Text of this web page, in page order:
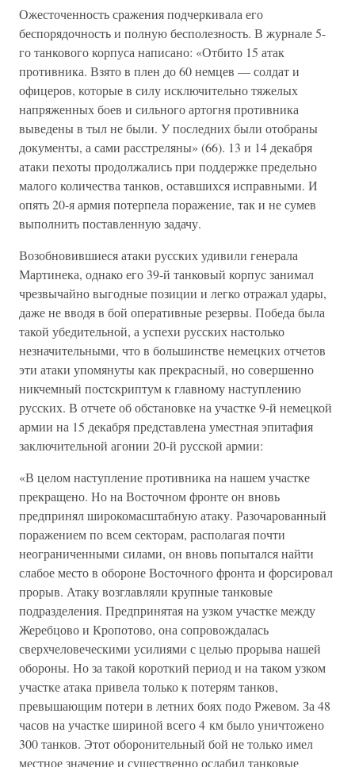
Ожесточенность сражения подчеркивала его
беспорядочность и полную бесполезность. В журнале 5-
го танкового корпуса написано: «Отбито 15 атак
противника. Взято в плен до 60 немцев — солдат и
офицеров, которые в силу исключительно тяжелых
напряженных боев и сильного артогня противника
выведены в тыл не были. У последних были отобраны
документы, а сами расстреляны» (66). 13 и 14 декабря
атаки пехоты продолжались при поддержке предельно
малого количества танков, оставшихся исправными. И
опять 20-я армия потерпела поражение, так и не сумев
выполнить поставленную задачу.
Возобновившиеся атаки русских удивили генерала
Мартинека, однако его 39-й танковый корпус занимал
чрезвычайно выгодные позиции и легко отражал удары,
даже не вводя в бой оперативные резервы. Победа была
такой убедительной, а успехи русских настолько
незначительными, что в большинстве немецких отчетов
эти атаки упомянуты как прекрасный, но совершенно
никчемный постскриптум к главному наступлению
русских. В отчете об обстановке на участке 9-й немецкой
армии на 15 декабря представлена уместная эпитафия
заключительной агонии 20-й русской армии:
«В целом наступление противника на нашем участке
прекращено. Но на Восточном фронте он вновь
предпринял широкомасштабную атаку. Разочарованный
поражением по всем секторам, располагая почти
неограниченными силами, он вновь попытался найти
слабое место в обороне Восточного фронта и форсировал
прорыв. Атаку возглавляли крупные танковые
подразделения. Предпринятая на узком участке между
Жеребцово и Кропотово, она сопровождалась
сверхчеловеческими усилиями с целью прорыва нашей
обороны. Но за такой короткий период и на таком узком
участке атака привела только к потерям танков,
превышающим потери в летних боях подо Ржевом. За 48
часов на участке шириной всего 4 км было уничтожено
300 танков. Этот оборонительный бой не только имел
местное значение и существенно ослабил танковые